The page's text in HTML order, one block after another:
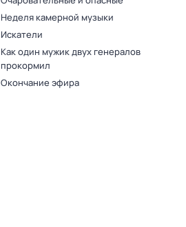
Неделя камерной музыки
Искатели
Как один мужик двух генералов
прокормил
Окончание эфира